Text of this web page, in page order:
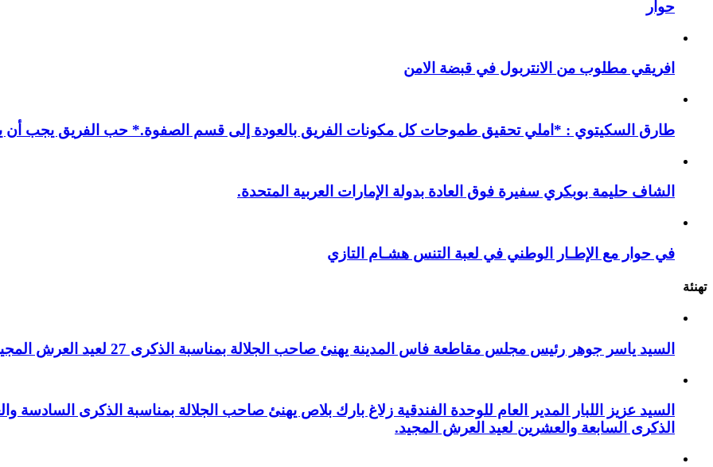
حوار
افريقي مطلوب من الانتربول في قبضة الامن
طارق السكيتوي : *املي تحقيق طموحات كل مكونات الفريق بالعودة إلى قسم الصفوة.* حب الفريق يجب أن
الشاف حليمة بوبكري سفيرة فوق العادة بدولة الإمارات العربية المتحدة.
في حوار مع الإطـار الوطني في لعبة التنس هشـام التازي
تهنئة
السيد ياسر جوهر رئيس مجلس مقاطعة فاس المدينة يهنئ صاحب الجلالة بمناسبة الذكرى 27 لعيد العرش المجيد.
السيد عزيز اللبار المدير العام للوحدة الفندقية زلاغ بارك بلاص يهنئ صاحب الجلالة بمناسبة الذكرى
الذكرى السابعة والعشرين لعيد العرش المجيد.